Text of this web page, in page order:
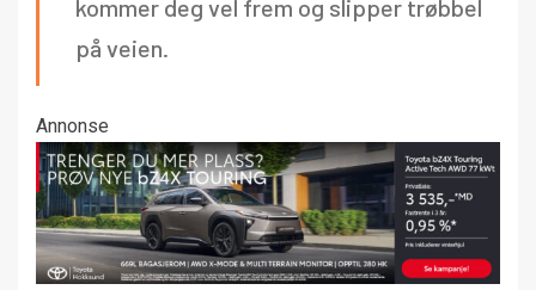
kommer deg vel frem og slipper trøbbel
på veien.
Annonse